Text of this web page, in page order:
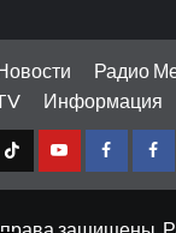
Радио
Информация
TT Youtube
FB1 FB2
защищены.